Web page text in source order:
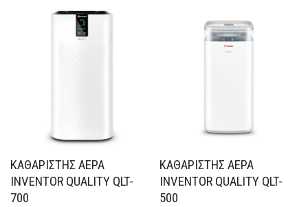
ΚΑΘΑΡΙΣΤΉΣ ΑΈΡΑ
INVENTOR QUALITY QLT-
700
ΚΑΘΑΡΙΣΤΉΣ ΑΈΡΑ
INVENTOR QUALITY QLT-
500